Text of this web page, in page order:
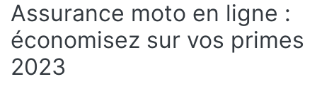
Assurance moto en ligne :
économisez sur vos primes
2023